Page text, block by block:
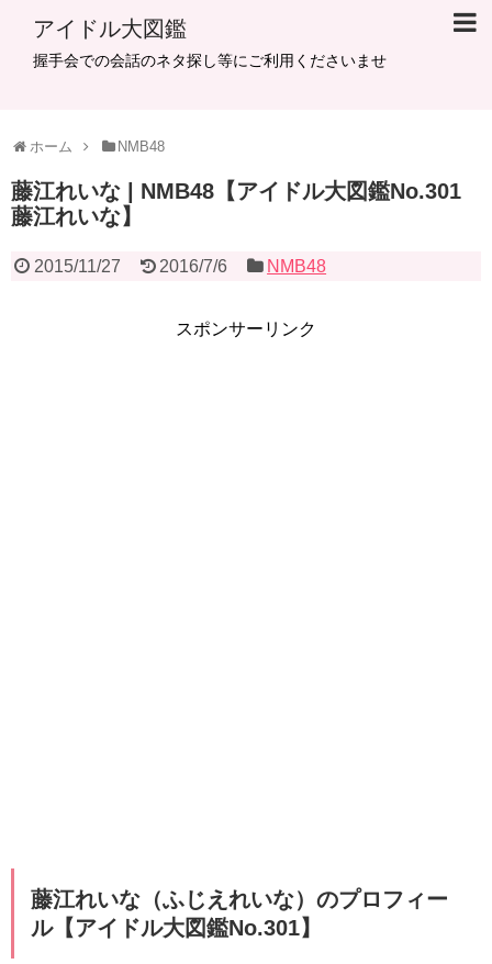
アイドル大図鑑
握手会での会話のネタ探し等にご利用くださいませ
ホーム NMB48
藤江れいな | NMB48【アイドル大図鑑No.301
藤江れいな】
2015/11/27 2016/7/6 NMB48
スポンサーリンク
藤江れいな（ふじえれいな）のプロフィー
ル【アイドル大図鑑No.301】